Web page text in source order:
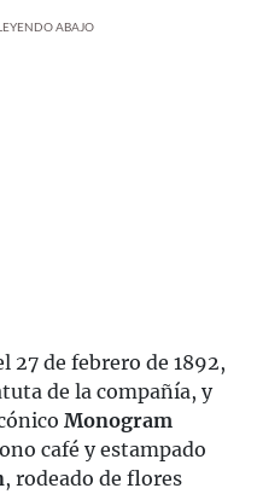
ABAJO
27 de febrero de 1892,
de la compañía, y
Monogram
café y estampado
, rodeado de flores